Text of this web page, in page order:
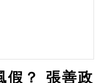
假？ 張善政